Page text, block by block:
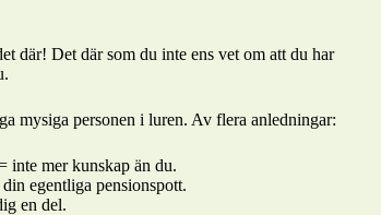
där! Det där som du inte ens vet om att du har
mysiga personen i luren. Av flera anledningar:
inte mer kunskap än du.
egentliga pensionspott.
en del.